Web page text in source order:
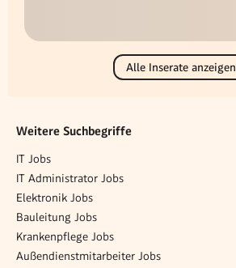
Alle Inserate anzeigen
Weitere Suchbegriffe
IT Jobs
IT Administrator Jobs
Elektronik Jobs
Bauleitung Jobs
Krankenpflege Jobs
Außendienstmitarbeiter Jobs